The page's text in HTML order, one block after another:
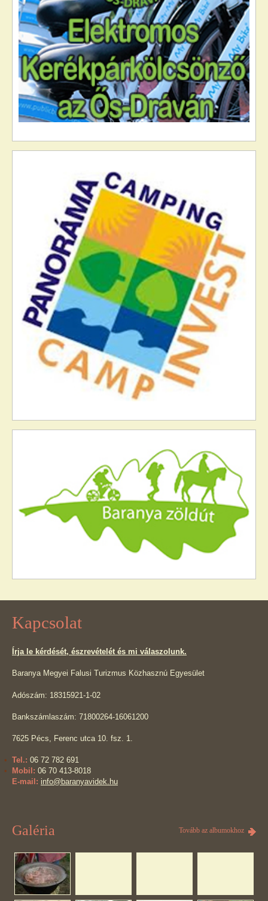
Kapcsolat
Írja le kérdését, észrevételét és mi válaszolunk.
Baranya Megyei Falusi Turizmus Közhasznú Egyesület
Adószám: 18315921-1-02
Bankszámlaszám: 71800264-16061200
7625 Pécs, Ferenc utca 10. fsz. 1.
Tel.: 06 72 782 691
Mobil: 06 70 413-8018
E-mail: info@baranyavidek.hu
Galéria Tovább az albumokhoz